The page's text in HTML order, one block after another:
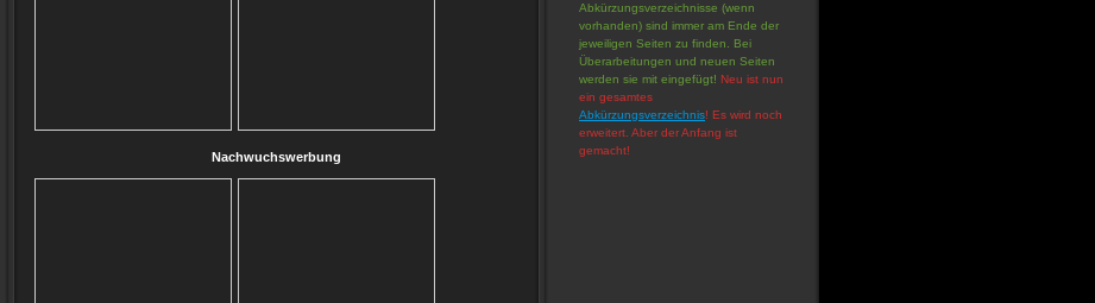
Nachwuchswerbung
Abkürzungsverzeichnisse (wenn
vorhanden) sind immer am Ende der
jeweiligen Seiten zu finden. Bei
Überarbeitungen und neuen Seiten
werden sie mit eingefügt! Neu ist nun
ein gesamtes
Abkürzungsverzeichnis! Es wird noch
erweitert. Aber der Anfang ist
gemacht!